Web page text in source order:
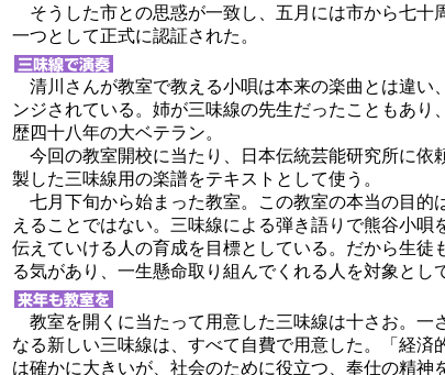
そうした市との思惑が一致し、五月には市から七十
一つとして正式に認証された。
清川さんが教室で教える小唄は本来の楽曲とは違い
ンジされている。姉が三味線の先生だったこともあり
歴四十八年の大ベテラン。
今回の教室開校に当たり、日本伝統芸能研究所に依
製した三味線用の楽譜をテキストとして使う。
七月下旬から始まった教室。この教室の本当の目的
えることではない。三味線による弾き語りで熊谷小唄
伝えていける人の育成を目標としている。だから生徒
る気があり、一生懸命取り組んでくれる人を対象とし
教室を開くに当たって用意した三味線は十さお。一
なる新しい三味線は、すべて自費で用意した。「経済
は確かに大きいが、社会のために役立つ、奉仕の精神